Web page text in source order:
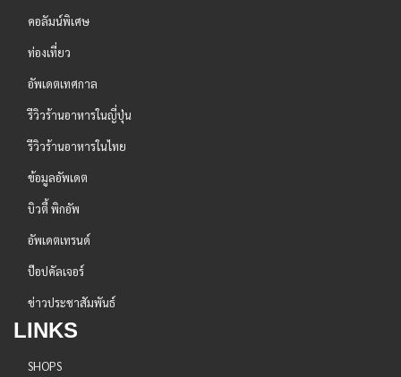
คอลัมน์พิเศษ
ท่องเที่ยว
อัพเดตเทศกาล
รีวิวร้านอาหารในญี่ปุ่น
รีวิวร้านอาหารในไทย
ข้อมูลอัพเดต
บิวตี้ พิกอัพ
อัพเดตเทรนด์
ป๊อปคัลเจอร์
ข่าวประชาสัมพันธ์
LINKS
SHOPS